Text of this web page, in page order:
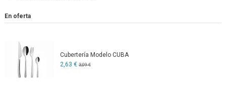
En oferta
Cubertería Modelo CUBA
2,63 € 3,09 €